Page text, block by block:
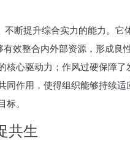
不断提升综合实力的能力。它
效整合内外部资源，形成良
心驱动力；作风过硬保障
作用，使得组织能够持续
。
共生